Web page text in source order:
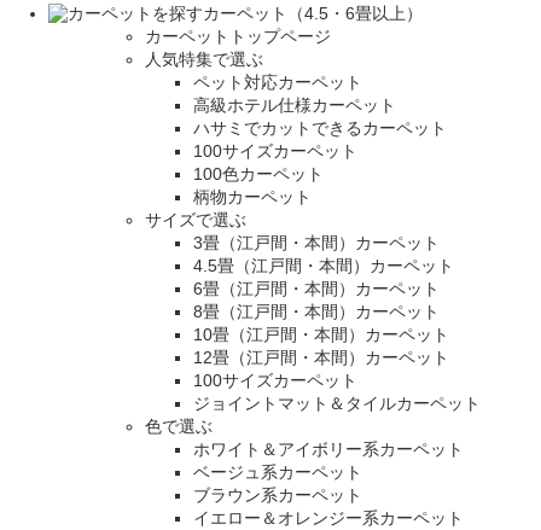
カーペット（4.5・6畳以上）
カーペットトップページ
人気特集で選ぶ
ペット対応カーペット
高級ホテル仕様カーペット
ハサミでカットできるカーペット
100サイズカーペット
100色カーペット
柄物カーペット
サイズで選ぶ
3畳（江戸間・本間）カーペット
4.5畳（江戸間・本間）カーペット
6畳（江戸間・本間）カーペット
8畳（江戸間・本間）カーペット
10畳（江戸間・本間）カーペット
12畳（江戸間・本間）カーペット
100サイズカーペット
ジョイントマット＆タイルカーペット
色で選ぶ
ホワイト＆アイボリー系カーペット
ベージュ系カーペット
ブラウン系カーペット
イエロー＆オレンジー系カーペット